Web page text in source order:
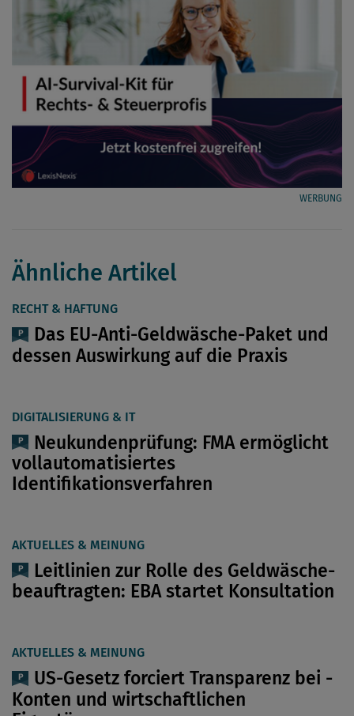
WERBUNG
Ähnliche Artikel
RECHT & HAFTUNG
Das EU-Anti-Geldwäsche-Paket und
dessen Auswirkung auf die Praxis
DIGITALISIERUNG & IT
Neukundenprüfung: FMA ermöglicht
vollautomatisiertes
Identifikationsverfahren
AKTUELLES & MEINUNG
Leitlinien zur Rolle des ­Geldwäsche-
beauftragten: EBA startet Konsultation
AKTUELLES & MEINUNG
US-Gesetz forciert Transparenz bei ­
Konten und wirtschaftlichen